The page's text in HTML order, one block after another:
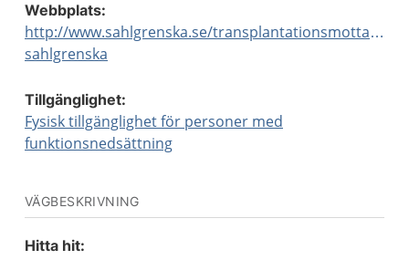
Webbplats:
http://www.sahlgrenska.se/
sahlgrenska
Tillgänglighet:
Fysisk tillgänglighet för personer med
funktionsnedsättning
VÄGBESKRIVNING
Hitta hit: